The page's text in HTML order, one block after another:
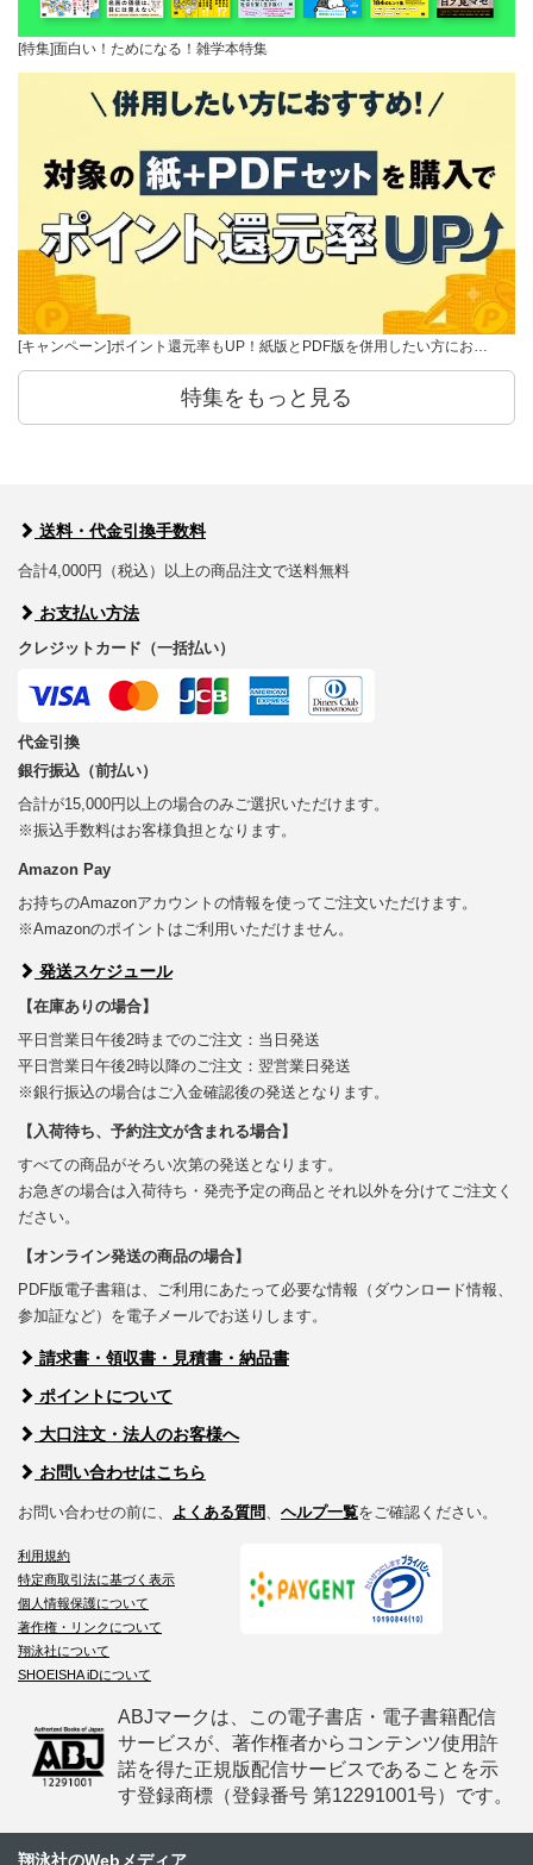
[特集]面白い！ためになる！雑学本特集
[キャンペーン]ポイント還元率もUP！紙版とPDF版を併用したい方にお…
特集をもっと見る
送料・代金引換手数料
合計4,000円（税込）以上の商品注文で送料無料
お支払い方法
クレジットカード（一括払い）
代金引換
銀行振込（前払い）
合計が15,000円以上の場合のみご選択いただけます。
※振込手数料はお客様負担となります。
Amazon Pay
お持ちのAmazonアカウントの情報を使ってご注文いただけます。
※Amazonのポイントはご利用いただけません。
発送スケジュール
【在庫ありの場合】
平日営業日午後2時までのご注文：当日発送
平日営業日午後2時以降のご注文：翌営業日発送
※銀行振込の場合はご入金確認後の発送となります。
【入荷待ち、予約注文が含まれる場合】
すべての商品がそろい次第の発送となります。
お急ぎの場合は入荷待ち・発売予定の商品とそれ以外を分けてご注文く
ださい。
【オンライン発送の商品の場合】
PDF版電子書籍は、ご利用にあたって必要な情報（ダウンロード情報、
参加証など）を電子メールでお送りします。
請求書・領収書・見積書・納品書
ポイントについて
大口注文・法人のお客様へ
お問い合わせはこちら
お問い合わせの前に、 よくある質問 ヘルプ一覧をご確認ください。
利用規約
特定商取引法に基づく表示
個人情報保護について
著作権・リンクについて
翔泳社について
SHOEISHA iDについて
ABJマークは、この電子書店・電子書籍配信
サービスが、著作権者からコンテンツ使用許
諾を得た正規版配信サービスであることを示
す登録商標（登録番号 第12291001号）です。
翔泳社のWebメディア